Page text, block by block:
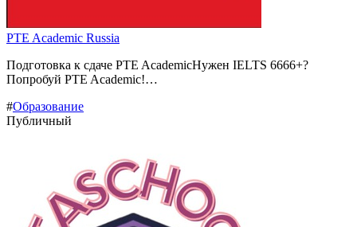
PTE Academic Russia
Подготовка к сдаче PTE AcademicНужен IELTS 6666+?
Попробуй PTE Academic!…
#Образование
Публичный